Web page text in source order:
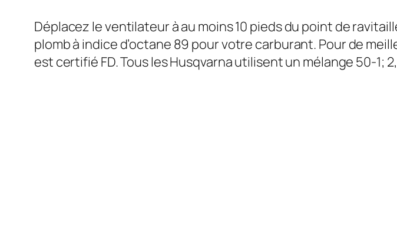
Déplacez le ventilateur à au moins 10 pieds du point de
plomb à indice d’octane 89 pour votre carburant. Pour de
est certifié FD. Tous les Husqvarna utilisent un mélange 50-1;